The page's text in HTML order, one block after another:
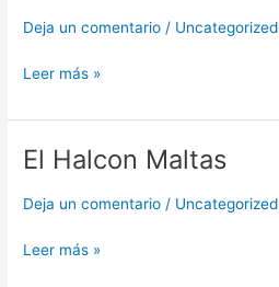
Deja un comentario / Uncategorized
Leer más »
El Halcon Maltas
Deja un comentario / Uncategorized
El
Maltas
Leer más »